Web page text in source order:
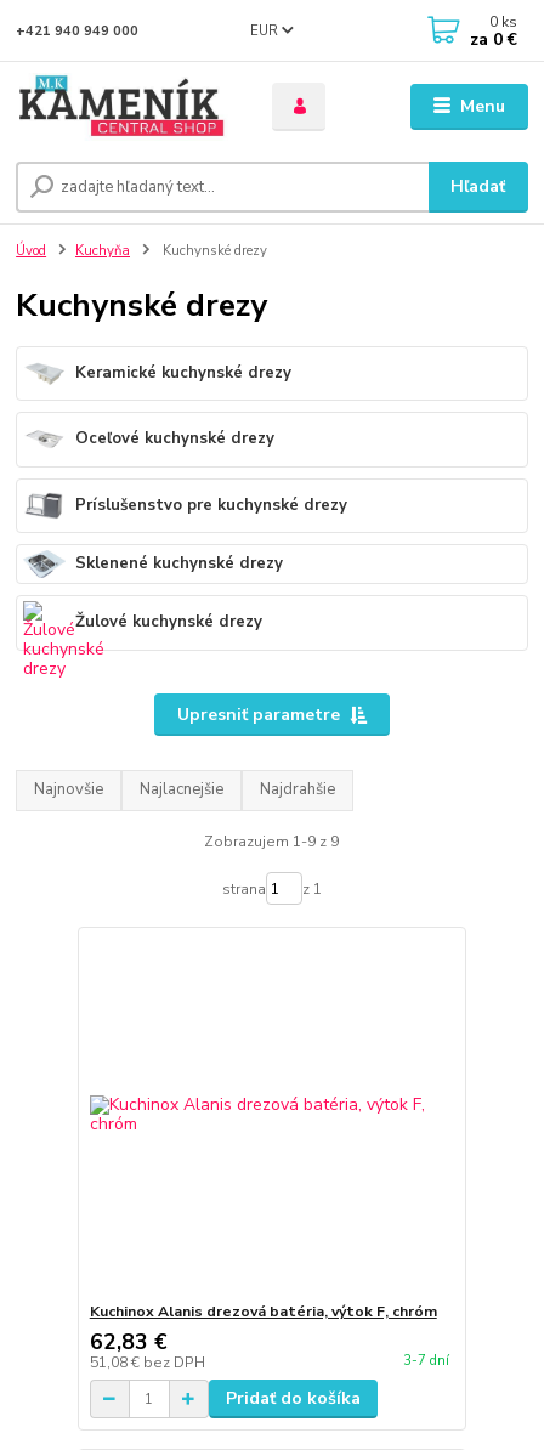
Menu
EUR
Hľadať
+421 940 949 000 0 ks
za 0 €
Úvod Kuchyňa Kuchynské drezy
Kuchynské drezy
Keramické kuchynské drezy
Oceľové kuchynské drezy
Príslušenstvo pre kuchynské drezy
Sklenené kuchynské drezy
Žulové kuchynské drezy
Upresniť parametre
Najnovšie Najlacnejšie Najdrahšie
Zobrazujem 1-9 z 9
strana z 1
Kuchinox Alanis drezová batéria, výtok F, chróm
62,83 €
51,08 € bez DPH 3-7 dní
Pridať do košíka